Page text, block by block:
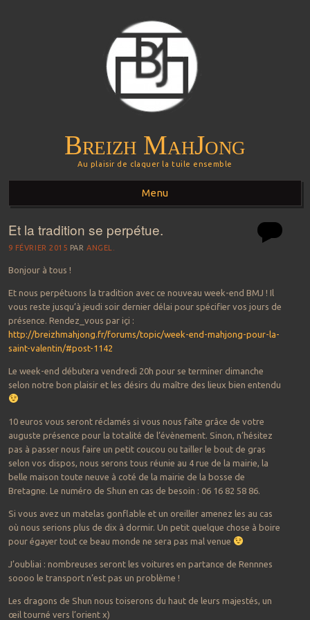
Breizh MahJong
Au plaisir de claquer la tuile ensemble
Menu
Aller au contenu principal
Et la tradition se perpétue.
9 FÉVRIER 2015 PARANGEL.
Bonjour à tous !
Et nous perpétuons la tradition avec ce nouveau week-end BMJ ! Il
vous reste jusqu’à jeudi soir dernier délai pour spécifier vos jours de
présence. Rendez_vous par içi :
http://breizhmahjong.fr/forums/topic/week-end-mahjong-pour-la-
saint-valentin/#post-1142
Le week-end débutera vendredi 20h pour se terminer dimanche
selon notre bon plaisir et les désirs du maître des lieux bien entendu
10 euros vous seront réclamés si vous nous faîte grâce de votre
auguste présence pour la totalité de l’évènement. Sinon, n’hésitez
pas à passer nous faire un petit coucou ou tailler le bout de gras
selon vos dispos, nous serons tous réunie au 4 rue de la mairie, la
belle maison toute neuve à coté de la mairie de la bosse de
Bretagne. Le numéro de Shun en cas de besoin : 06 16 82 58 86.
Si vous avez un matelas gonflable et un oreiller amenez les au cas
où nous serions plus de dix à dormir. Un petit quelque chose à boire
pour égayer tout ce beau monde ne sera pas mal venue
J’oubliai : nombreuses seront les voitures en partance de Rennnes
soooo le transport n’est pas un problème !
Les dragons de Shun nous toiserons du haut de leurs majestés, un
œil tourné vers l’orient x)